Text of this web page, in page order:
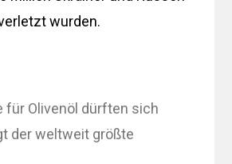
wurden.
für Olivenöl dürften sich
der weltweit größte